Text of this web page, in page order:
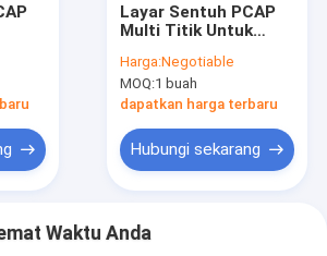
Layar Sentuh PCAP
Multi Titik Untuk
Tegangan Input 5V
Harga:Negotiable
MOQ:1 buah
dapatkan harga terbaru
Hubungi sekarang
Waktu Anda